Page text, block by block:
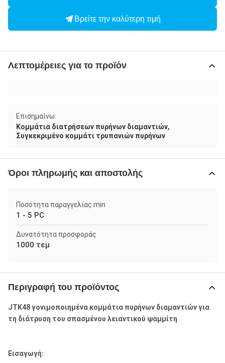
Βρείτε την καλύτερη τιμή
Λεπτομέρειες για το προϊόν
Επισημαίνω:
Κομμάτια διατρήσεων πυρήνων διαμαντιών,
Συγκεκριμένο κομμάτι τρυπανιών πυρήνων
Όροι πληρωμής και αποστολής
Ποσότητα παραγγελίας min
1 - 5 PC
Δυνατότητα προσφοράς
1000 τεμ
Περιγραφή του προϊόντος
JTK48 γονιμοποιημένα κομμάτια πυρήνων διαμαντιών για
τη διάτρυση του σπασμένου λειαντικού ψαμμίτη
Εισαγωγή: